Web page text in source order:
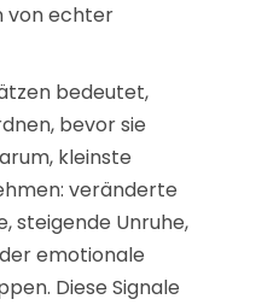
von echter
bedeutet,
bevor sie
kleinste
veränderte
steigende Unruhe,
emotionale
Diese Signale